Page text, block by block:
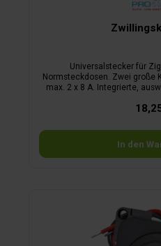
Universalstecker für
Normsteckdosen. Zwei große
max. 2 x 8 A. Integrierte,
In den